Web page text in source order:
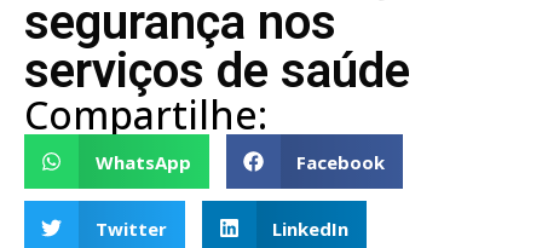
segurança nos
serviços de saúde
Compartilhe:
WhatsApp Facebook
Twitter LinkedIn